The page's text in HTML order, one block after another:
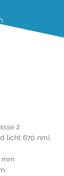
2
licht 670 nm),
mm